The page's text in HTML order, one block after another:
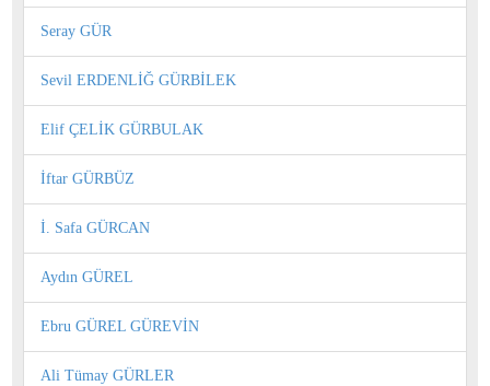
Seray GÜR
Sevil ERDENLİĞ GÜRBİLEK
Elif ÇELİK GÜRBULAK
İftar GÜRBÜZ
İ. Safa GÜRCAN
Aydın GÜREL
Ebru GÜREL GÜREVİN
Ali Tümay GÜRLER